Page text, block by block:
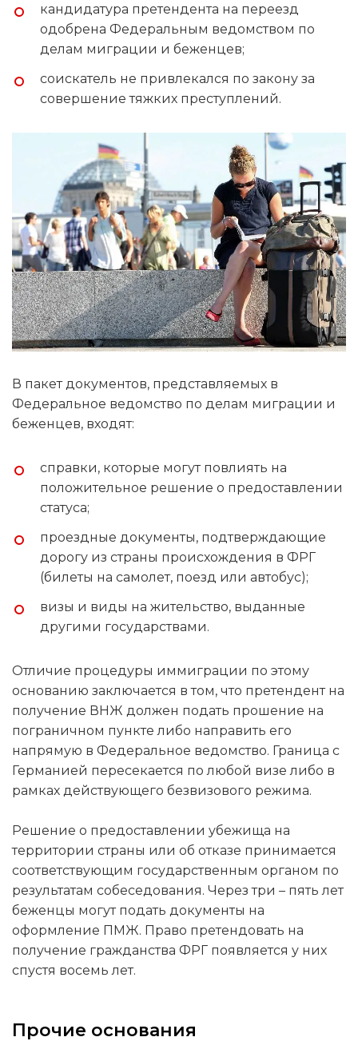
кандидатура претендента на переезд
одобрена Федеральным ведомством по
делам миграции и беженцев;
соискатель не привлекался по закону за
совершение тяжких преступлений.
В пакет документов, представляемых в
Федеральное ведомство по делам миграции и
беженцев, входят:
справки, которые могут повлиять на
положительное решение о предоставлении
статуса;
проездные документы, подтверждающие
дорогу из страны происхождения в ФРГ
(билеты на самолет, поезд или автобус);
визы и виды на жительство, выданные
другими государствами.
Отличие процедуры иммиграции по этому
основанию заключается в том, что претендент на
получение ВНЖ должен подать прошение на
пограничном пункте либо направить его
напрямую в Федеральное ведомство. Граница с
Германией пересекается по любой визе либо в
рамках действующего безвизового режима.
Решение о предоставлении убежища на
территории страны или об отказе принимается
соответствующим государственным органом по
результатам собеседования. Через три – пять лет
беженцы могут подать документы на
оформление ПМЖ. Право претендовать на
получение гражданства ФРГ появляется у них
спустя восемь лет.
Прочие основания